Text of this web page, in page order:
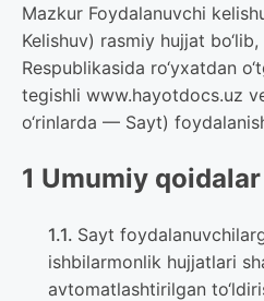
Mazkur Foydalanuvchi
Kelishuv) rasmiy hujjat bo‘lib,
Respublikasida ro‘yxatdan
tegishli www.hayotdocs.uz
o‘rinlarda — Sayt)
1 Umumiy qoidalar
Sayt
ishbilarmonlik hujjatlari
avtomatlashtirilgan